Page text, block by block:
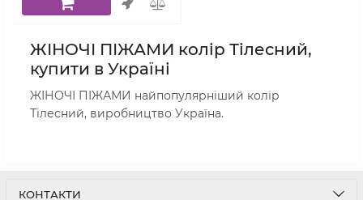
ЖІНОЧІ ПІЖАМИ колір Тілесний,
купити в Україні
ЖІНОЧІ ПІЖАМИ найпопулярніший колір
Тілесний, виробництво Україна.
КОНТАКТИ